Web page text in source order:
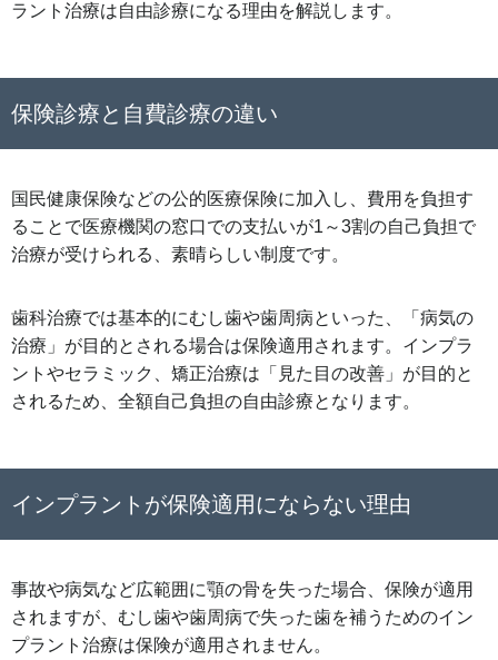
ラント治療は自由診療になる理由を解説します。
保険診療と自費診療の違い
国民健康保険などの公的医療保険に加入し、費用を負担す
ることで医療機関の窓口での支払いが1～3割の自己負担で
治療が受けられる、素晴らしい制度です。
歯科治療では基本的にむし歯や歯周病といった、「病気の
治療」が目的とされる場合は保険適用されます。インプラ
ントやセラミック、矯正治療は「見た目の改善」が目的と
されるため、全額自己負担の自由診療となります。
インプラントが保険適用にならない理由
事故や病気など広範囲に顎の骨を失った場合、保険が適用
されますが、むし歯や歯周病で失った歯を補うためのイン
プラント治療は保険が適用されません。